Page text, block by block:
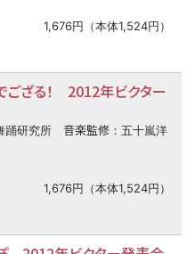
1,676円（本体1,524円）
ござる！ 2012年ビクター
踊研究所 音楽監修 ：五十嵐洋
1,676円（本体1,524円）